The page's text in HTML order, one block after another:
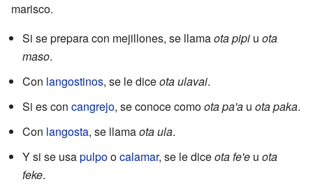
marisco.
Si se prepara con mejillones, se llamaota pipi u ota
maso.
Con langostinos, se le diceota ulavai.
Si es con cangrejo, se conoce comoota pa'a u ota paka.
Con langosta, se llamaota ula.
Y si se usapulpoocalamar, se le diceota fe'e u ota
feke.